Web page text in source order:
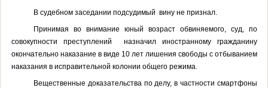
В судебном заседании подсудимый вину не признал.
Принимая во внимание юный возраст обвиняемого, суд, по
совокупности преступлений назначил иностранному гражданину
окончательно наказание в виде 10 лет лишения свободы с отбыванием
наказания в исправительной колонии общего режима.
Вещественные доказательства по делу, в частности смартфоны